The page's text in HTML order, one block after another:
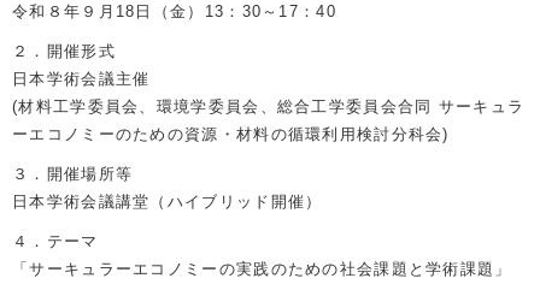
令和８年９月18日（金）13：30～17：40
２．開催形式
日本学術会議主催
(材料工学委員会、環境学委員会、総合工学委員会合同 サーキュラ
ーエコノミーのための資源・材料の循環利用検討分科会)
３．開催場所等
日本学術会議講堂（ハイブリッド開催）
４．テーマ
「サーキュラーエコノミーの実践のための社会課題と学術課題」